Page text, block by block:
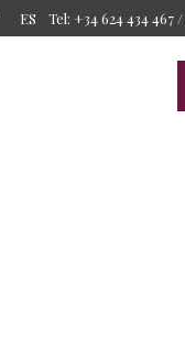
ES Tel: +34 624 434 467 /